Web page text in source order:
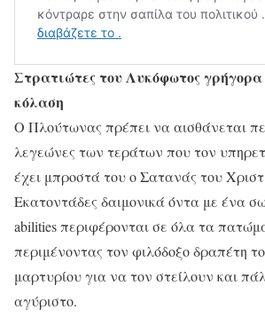
Στρατιώτες του Λυκόφωτος
κόλαση
Ο Πλούτωνας πρέπει να αισθάνεται
λεγεώνες των τεράτων που τον
έχει μπροστά του ο Σατανάς του
Εκατοντάδες δαιμονικά όντα με ένα
abilities περιφέρονται σε όλα τα
περιμένοντας τον φιλόδοξο δραπέτη
μαρτυρίου για να τον στείλουν και
αγύριστο.